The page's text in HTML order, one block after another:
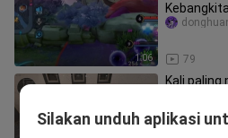
1:06
Taiyi yang
79
Kali
Silakan unduh aplikasi